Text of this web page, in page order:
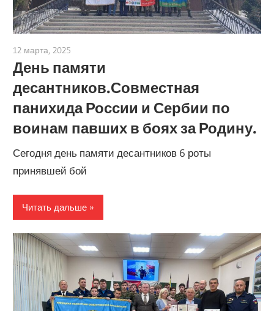
12 марта, 2025
День памяти
десантников.Совместная
панихида России и Сербии по
воинам павших в боях за Родину.
Сегодня день памяти десантников 6 роты
принявшей бой
Читать дальше